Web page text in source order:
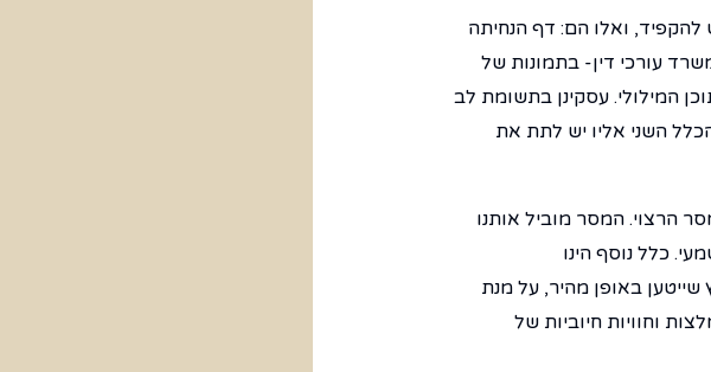
ואלו הם: דף הנחיתה
עורכי דין- בתמונות של
המילולי. עסקינן בתשומת לב
השני אליו יש לתת את
הרצוי. המסר מוביל אותנו
כלל נוסף הינו
באופן מהיר, על מנת
וחוויות חיוביות של